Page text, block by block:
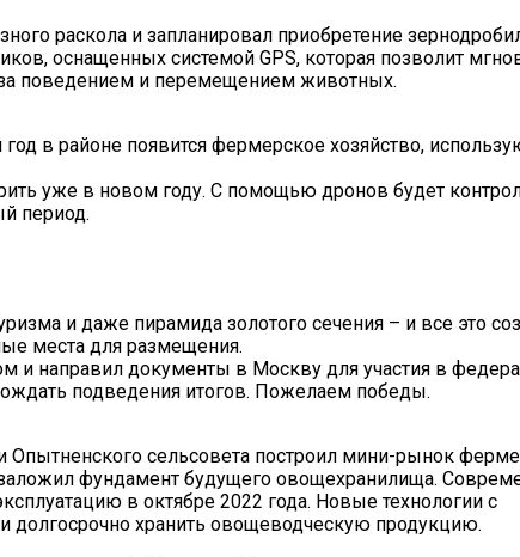
раскола и запланировал приобретение
оснащенных системой GPS, которая позволит
поведением и перемещением животных.
в районе появится фермерское хозяйство,
уже в новом году. С помощью дронов будет
период.
и даже пирамида золотого сечения – и все это
места для размещения.
и направил документы в Москву для участия в
подведения итогов. Пожелаем победы.
сельсовета построил мини-рынок
фундамент будущего овощехранилища.
в октябре 2022 года. Новые технологии с
долгосрочно хранить овощеводческую продукцию.